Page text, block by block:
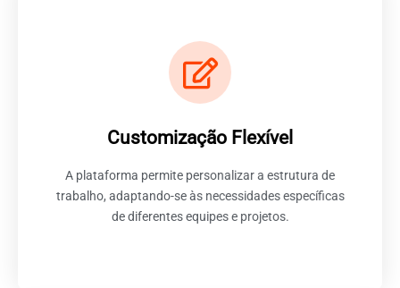
Customização Flexível
A plataforma permite personalizar a estrutura de
trabalho, adaptando-se às necessidades específicas
de diferentes equipes e projetos.
Adaptando o ClickUp às
Necessidades da Sua Equipe
ClickUp é a sua capacidade de oferecer uma
as equipes modelem a plataforma de acordo com suas
necessidades específicas.